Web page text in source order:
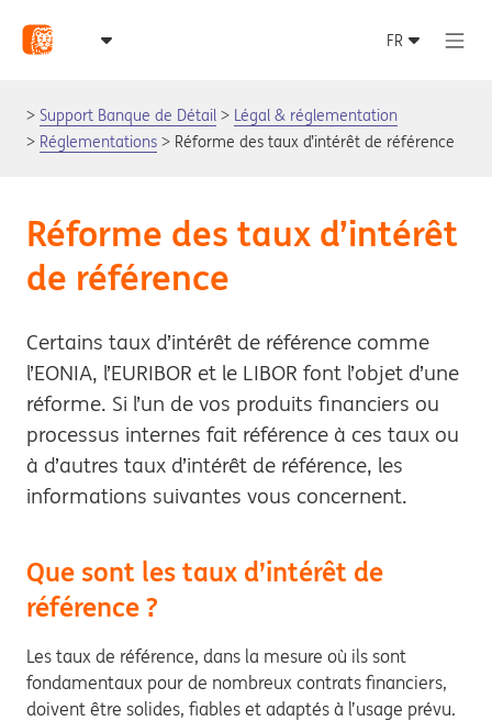
Support Banque de Détail
Légal & réglementation
Réglementations
Réforme des taux d’intérêt de référence
Réforme des taux d’intérêt
de référence
Certains taux d’intérêt de référence comme
l’EONIA, l’EURIBOR et le LIBOR font l’objet d’une
réforme. Si l’un de vos produits financiers ou
processus internes fait référence à ces taux ou
à d’autres taux d’intérêt de référence, les
informations suivantes vous concernent.
Que sont les taux d’intérêt de
référence ?
Les taux de référence, dans la mesure où ils sont
fondamentaux pour de nombreux contrats financiers,
doivent être solides, fiables et adaptés à l’usage prévu.